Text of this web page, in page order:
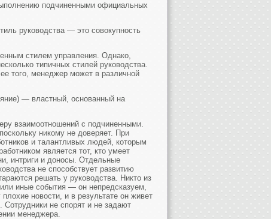
подчиненными официальных
руководства — это совокупность
стилем управления. Однако,
типичных стилей руководства.
того, менеджер может в различной
— властный, основанный на
взаимоотношений с подчиненными.
никому не доверяет. При
и талантливых людей, которым
является тот, кто умеет
интриги и доносы. Отдельные
не способствует развитию
решать у руководства. Никто из
или иные события — он непредсказуем,
новости, и в результате он живет
Сотрудники не спорят и не задают
менеджера.